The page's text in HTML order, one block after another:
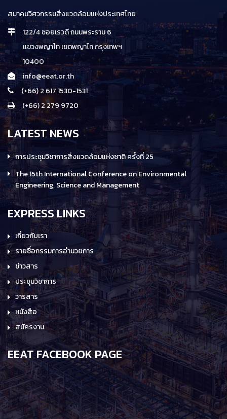
สมาคมวิศวกรรมสิ่งแวดล้อมแห่งประเทศไทย
122/4 ซอยเรวดี ถนนพระราม 6
แขวงพญาไท เขตพญาไท กรุงเทพฯ
10400
info@eeat.or.th
(+66) 2 617 1530-1531
(+66) 2 279 9720
LATEST NEWS
การประชุมวิชาการสิ่งแวดล้อมแห่งชาติ ครั้งที่ 25
The 15th International Conference on Environmental
Engineering, Science and Management
EXPRESS LINKS
เกี่ยวกับเรา
รายชื่อกรรมการอำนวยการ
ข่าวสาร
ประชุมวิชาการ
วารสาร
หนังสือ
สมัครงาน
EEAT FACEBOOK PAGE